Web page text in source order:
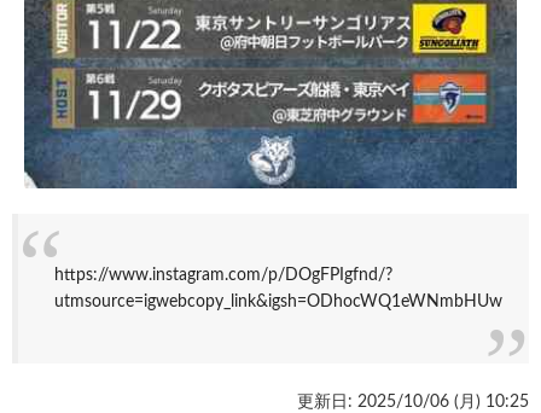
https://www.instagram.com/p/DOgFP Igfnd/?
utmsource=igwebcopy_link&igsh=ODhocWQ1eWNmbHUw
更新日: 2025/10/06 ( 月 ) 10:25